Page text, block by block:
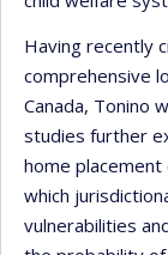
Having recently
comprehensive
Canada, Tonino
studies further
home
which
vulnerabilities